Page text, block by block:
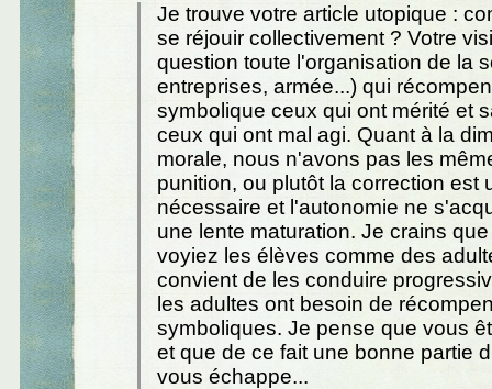
Je trouve votre article utopique :
se réjouir collectivement ? Votre
question toute l'organisation de la
entreprises, armée...) qui
symbolique ceux qui ont mérité et
ceux qui ont mal agi. Quant à la
morale, nous n'avons pas les
punition, ou plutôt la correction est
nécessaire et l'autonomie ne
une lente maturation. Je crains
voyiez les élèves comme des
convient de les conduire
les adultes ont besoin de
symboliques. Je pense que vous
et que de ce fait une bonne partie
vous échappe...